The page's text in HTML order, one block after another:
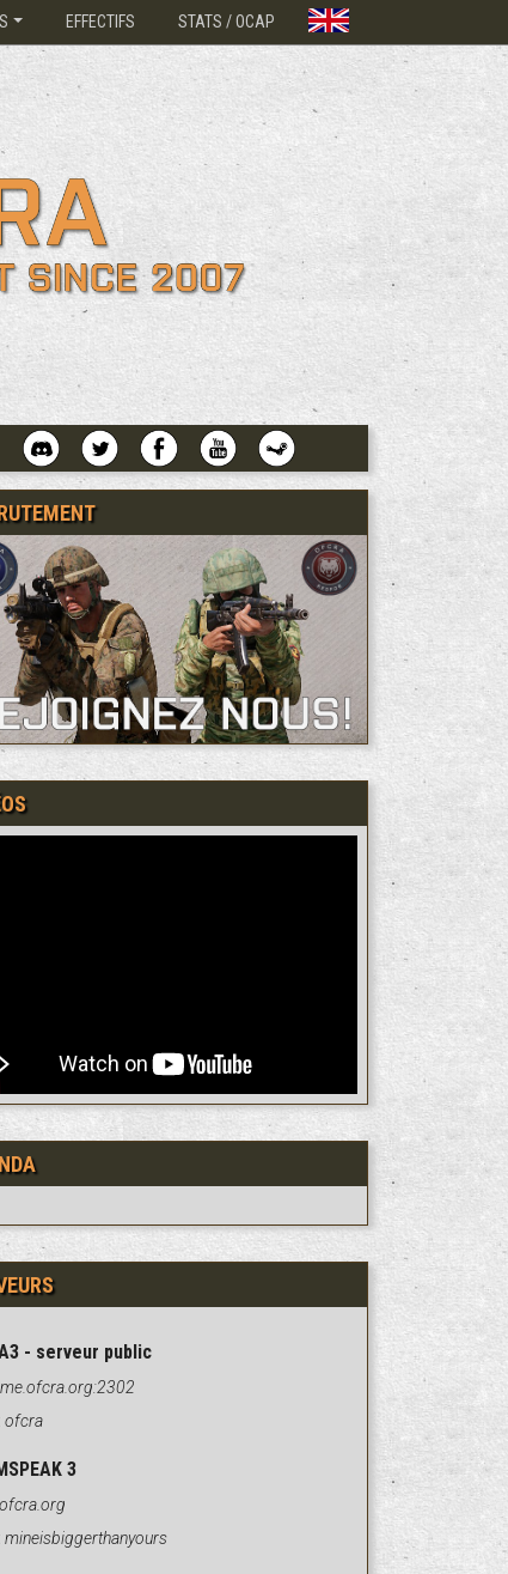
EFFECTIFS STATS / OCAP
- serveur public
ofcra
3
mineisbiggerthanyours